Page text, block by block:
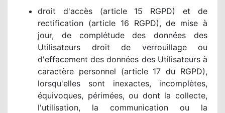
droit d'accès (article 15 RGPD) et de
rectification (article 16 RGPD), de mise à
jour, de complétude des données des
Utilisateurs droit de verrouillage ou
d'effacement des données des Utilisateurs à
caractère personnel (article 17 du RGPD),
lorsqu'elles sont inexactes, incomplètes,
équivoques, périmées, ou dont la collecte,
l'utilisation, la communication ou la